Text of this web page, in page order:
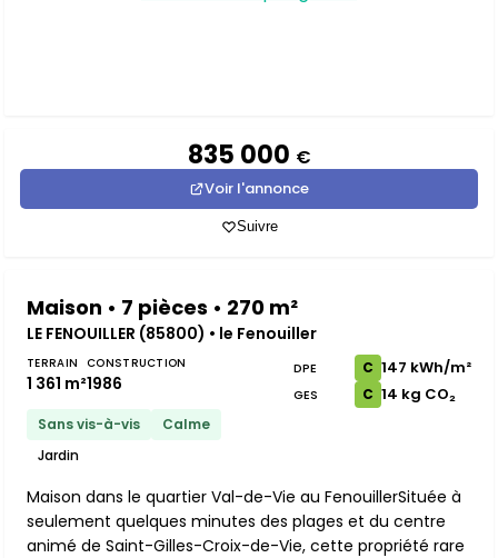
835 000 €
Voir l'annonce
Suivre
Maison • 7 pièces • 270 m²
LE FENOUILLER (85800) • le Fenouiller
TERRAIN
1 361 m²
CONSTRUCTION
1986
Sans vis-à-vis
Calme
Jardin
DPE C 147 kWh/m²
GES C 14 kg CO₂
Maison dans le quartier Val-de-Vie au FenouillerSituée à
seulement quelques minutes des plages et du centre
animé de Saint-Gilles-Croix-de-Vie, cette propriété rare